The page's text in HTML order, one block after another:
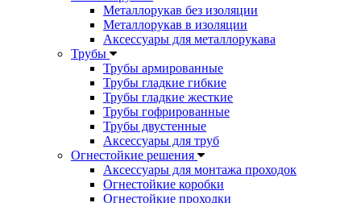
Металлорукав без изоляции
Металлорукав в изоляции
Аксессуары для металлорукава
Трубы
Трубы армированные
Трубы гладкие гибкие
Трубы гладкие жесткие
Трубы гофрированные
Трубы двустенные
Аксессуары для труб
Огнестойкие решения
Аксессуары для монтажа проходок
Огнестойкие коробки
Огнестойкие проходки